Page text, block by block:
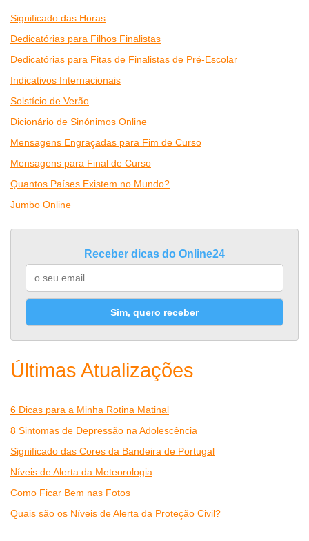
Significado das Horas
Dedicatórias para Filhos Finalistas
Dedicatórias para Fitas de Finalistas de Pré-Escolar
Indicativos Internacionais
Solstício de Verão
Dicionário de Sinónimos Online
Mensagens Engraçadas para Fim de Curso
Mensagens para Final de Curso
Quantos Países Existem no Mundo?
Jumbo Online
Receber dicas do Online24
Sim, quero receber
Últimas Atualizações
6 Dicas para a Minha Rotina Matinal
8 Sintomas de Depressão na Adolescência
Significado das Cores da Bandeira de Portugal
Níveis de Alerta da Meteorologia
Como Ficar Bem nas Fotos
Quais são os Níveis de Alerta da Proteção Civil?